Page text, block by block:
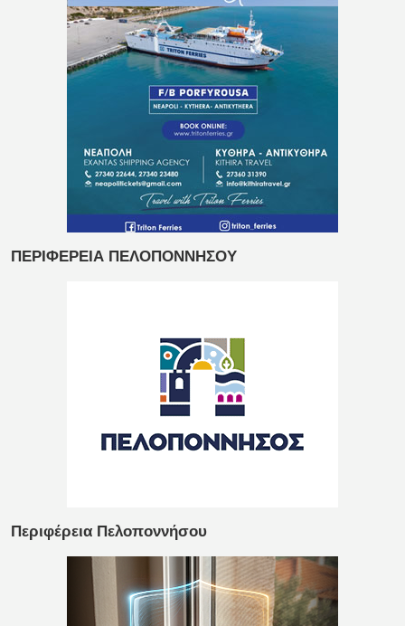
ΠΕΡΙΦΕΡΕΙΑ ΠΕΛΟΠΟΝΝΗΣΟΥ
Περιφέρεια Πελοποννήσου